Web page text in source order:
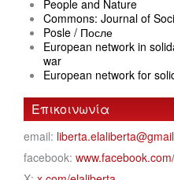
People and Nature
Commons: Journal of
Posle / После
European network in
war
European network for
Επικοινωνία
email:
facebook: